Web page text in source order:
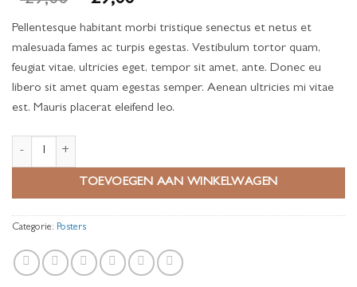
op
gebaseerd
op
prijs
was:
€ 29,00.
prijs
is:
€ 29,00.
Pellentesque habitant morbi tristique senectus et netus et
malesuada fames ac turpis egestas. Vestibulum tortor quam,
feugiat vitae, ultricies eget, tempor sit amet, ante. Donec eu
libero sit amet quam egestas semper. Aenean ultricies mi vitae
est. Mauris placerat eleifend leo.
Premium Quality aantal
TOEVOEGEN AAN WINKELWAGEN
Categorie: Posters